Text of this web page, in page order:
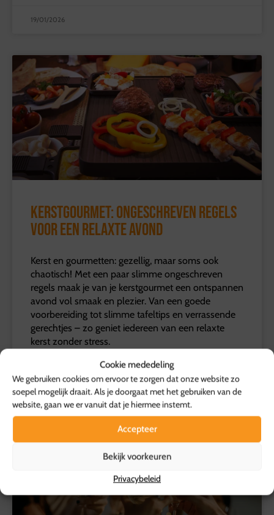
Cookie mededeling
We gebruiken cookies om ervoor te zorgen dat onze website zo
soepel mogelijk draait. Als je doorgaat met het gebruiken van de
website, gaan we er vanuit dat je hiermee instemt.
Accepteer
Bekijk voorkeuren
Privacybeleid
19/01/2026
Kerstgourmet: ongeschreven regels
voor een relaxte avond
Kerst en gourmetten: gezellig, maar soms ook
chaotisch! Met een paar slimme ongeschreven
regels maak je van je kerstgourmet een ontspannen
avond vol smaak en plezier. Van een goede
voorbereiding tot slimme tafeltips en verrassende
gerechtjes – zo geniet iedereen van een relaxte
kerst zonder stress.
23/12/2025